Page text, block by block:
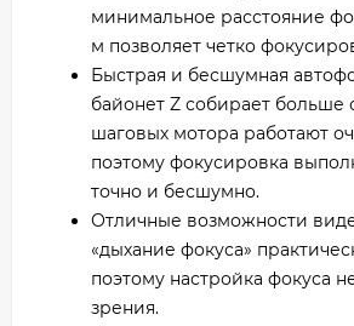
минимальное расстояние
м позволяет четко
Быстрая и бесшумная
байонет Z собирает больше
шаговых мотора работают
поэтому фокусировка
точно и бесшумно.
Отличные возможности
«дыхание фокуса»
поэтому настройка фокуса
зрения.